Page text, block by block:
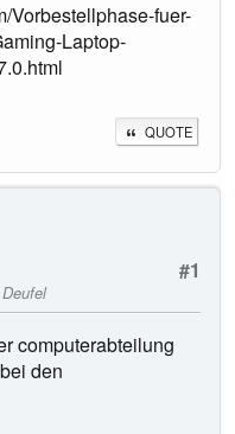
Vorbestellphase-fuer-
Laptop-
QUOTE
#1
computerabteilung
den